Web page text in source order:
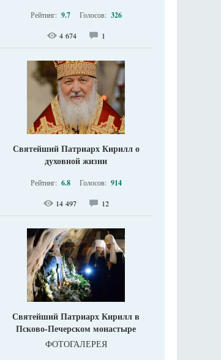
Рейтинг: 9.7 Голосов: 326
4 674 1
Святейший Патриарх Кирилл о
духовной жизни
Рейтинг: 6.8 Голосов: 914
14 497 12
Святейший Патриарх Кирилл в
Псково-Печерском монастыре
ФОТОГАЛЕРЕЯ